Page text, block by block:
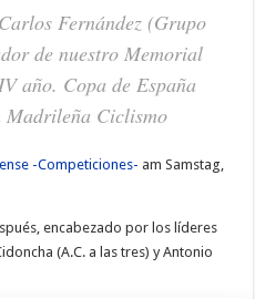
Fernández (Grupo
de nuestro Memorial
año. Copa de España
Madrileña Ciclismo
-Competiciones- am Samstag,
encabezado por los líderes
(A.C. a las tres) y Antonio